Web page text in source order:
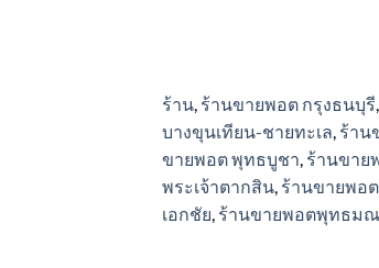
ร้าน, ร้านขายพอต กรุงธนบุรี,
บางขุนเทียน-ชายทะเล, ร้าน
ขายพอต พุทธบูชา, ร้านขาย
พระเจ้าตากสิน, ร้านขายพอ
เอกชัย, ร้านขายพอตพุทธม